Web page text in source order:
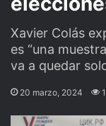
Xavier Colás
es “una
va a quedar
20 marzo, 2024